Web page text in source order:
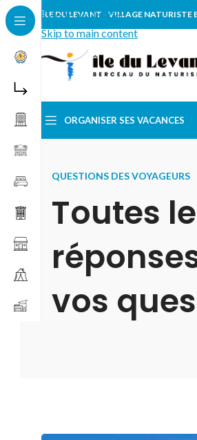
Skip to navigation
Skip to main content
ÎLE DU LEVANT - VILLAGE NATURISTE
ORGANISER SES VACANCES
QUESTIONS DES VOYAGEURS
Toutes
vos